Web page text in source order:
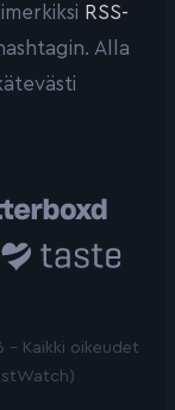
RSS-
Alla
- Kaikki oikeudet